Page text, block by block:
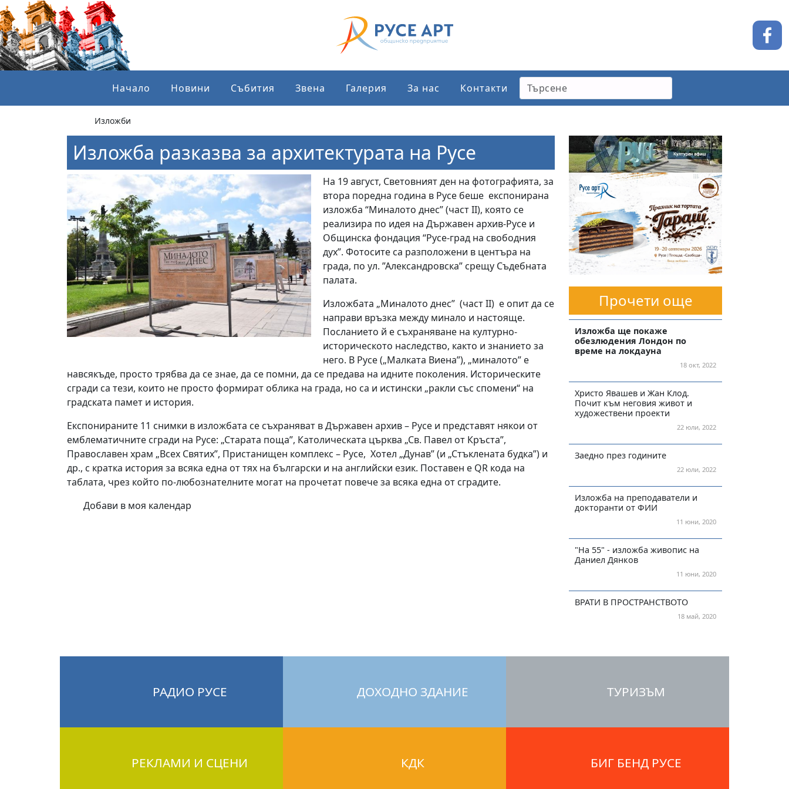
Начало Новини Събития Звена Галерия За нас Контакти
Изложби
Изложба разказва за архитектурата на Русе
На 19 август, Световният ден на фотографията, за
втора поредна година в Русе беше експонирана
изложба “Миналото днес” (част II), която се
реализира по идея на Държавен архив-Русе и
Общинска фондация “Русе-град на свободния
дух”. Фотосите са разположени в центъра на
града, по ул. ”Александровска” срещу Съдебната
палата.
Изложбата „Миналото днес” (част II) е опит да се
направи връзка между минало и настояще.
Посланието й е съхраняване на културно-
историческото наследство, както и знанието за
него. В Русе („Малката Виена”), „миналото” е
навсякъде, просто трябва да се знае, да се помни, да се предава на идните поколения. Историческите
сгради са тези, които не просто формират облика на града, но са и истински „ракли със спомени“ на
градската памет и история.
Експонираните 11 снимки в изложбата се съхраняват в Държавен архив – Русе и представят някои от
емблематичните сгради на Русе: „Старата поща”, Католическата църква „Св. Павел от Кръста”,
Православен храм „Всех Святих”, Пристанищен комплекс – Русе, Хотел „Дунав” (и „Стъклената будка”) и
др., с кратка история за всяка една от тях на български и на английски език. Поставен е QR кода на
таблата, чрез който по-любознателните могат на прочетат повече за всяка една от сградите.
Добави в моя календар
Прочети още
Изложба ще покаже
обезлюдения Лондон по
време на локдауна
18 окт, 2022
Христо Явашев и Жан Клод.
Почит към неговия живот и
художествени проекти
22 юли, 2022
Заедно през годините
22 юли, 2022
Изложба на преподаватели и
докторанти от ФИИ
11 юни, 2020
"На 55" - изложба живопис на
Даниел Дянков
11 юни, 2020
ВРАТИ В ПРОСТРАНСТВОТО
18 май, 2020
РАДИО РУСЕ ДОХОДНО ЗДАНИЕ ТУРИЗЪМ
РЕКЛАМИ И СЦЕНИ КДК БИГ БЕНД РУСЕ